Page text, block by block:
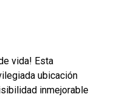
vida! Esta
ubicación
inmejorable